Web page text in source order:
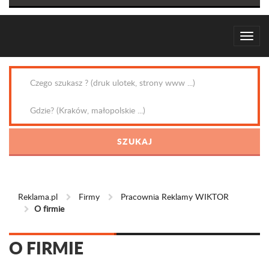
Reklama.pl Firmy
Pracownia Reklamy WIKTOR
O firmie
O FIRMIE